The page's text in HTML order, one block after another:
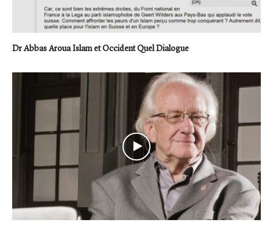
Dr Abbas Aroua Islam et Occident Quel Dialogue